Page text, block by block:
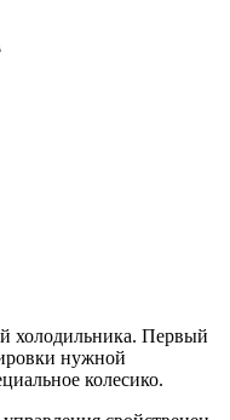
холодильника. Первый
нужной
колесико.